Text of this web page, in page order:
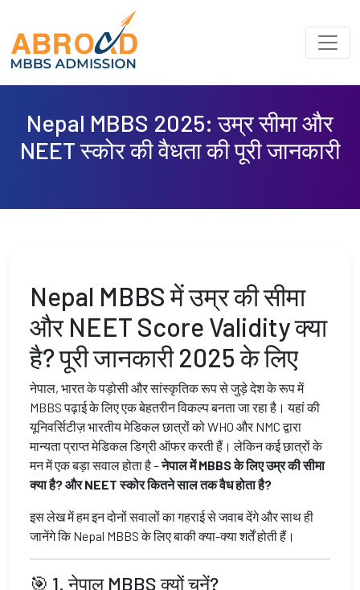
Nepal MBBS 2025: उम्र सीमा और
NEET स्कोर की वैधता की पूरी जानकारी
Nepal MBBS में उम्र की सीमा
और NEET Score Validity क्या
है? पूरी जानकारी 2025 के लिए
नेपाल, भारत के पड़ोसी और सांस्कृतिक रूप से जुड़े देश के रूप में
MBBS पढ़ाई के लिए एक बेहतरीन विकल्प बनता जा रहा है। यहां की
यूनिवर्सिटीज़ भारतीय मेडिकल छात्रों को WHO और NMC द्वारा
मान्यता प्राप्त मेडिकल डिग्री ऑफर करती हैं। लेकिन कई छात्रों के
मन में एक बड़ा सवाल होता है –नेपाल में MBBS के लिए उम्र की सीमा
क्या है? और NEET स्कोर कितने साल तक वैध होता है?
इस लेख में हम इन दोनों सवालों का गहराई से जवाब देंगे और साथ ही
जानेंगे कि Nepal MBBS के लिए बाकी क्या-क्या शर्तें होती हैं।
🎯 1. नेपाल MBBS क्यों चुनें?